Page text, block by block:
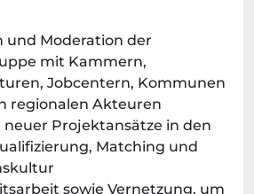
und Moderation der
mit Kammern,
Jobcentern, Kommunen
regionalen Akteuren
Projektansätze in den
Matching und
sowie Vernetzung, um